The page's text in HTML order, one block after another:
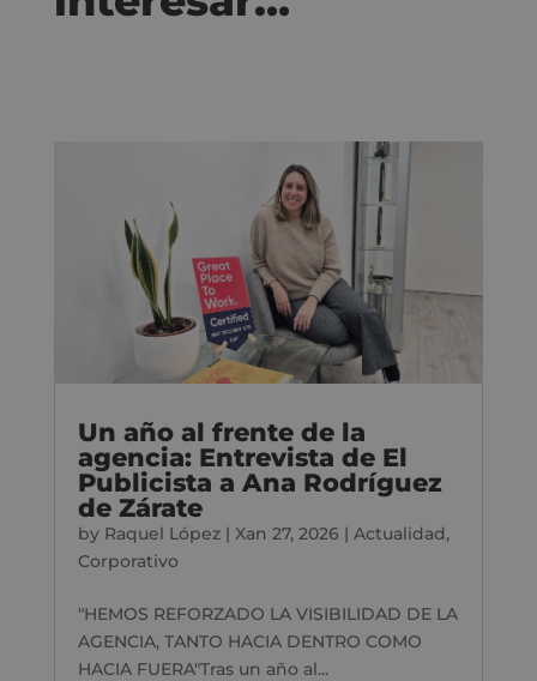
Un año al frente de la
agencia: Entrevista de El
Publicista a Ana Rodríguez
de Zárate
by Raquel López| Xan 27, 2026 | Actualidad,
Corporativo
"HEMOS REFORZADO LA VISIBILIDAD DE LA
AGENCIA, TANTO HACIA DENTRO COMO
HACIA FUERA"Tras un año al...